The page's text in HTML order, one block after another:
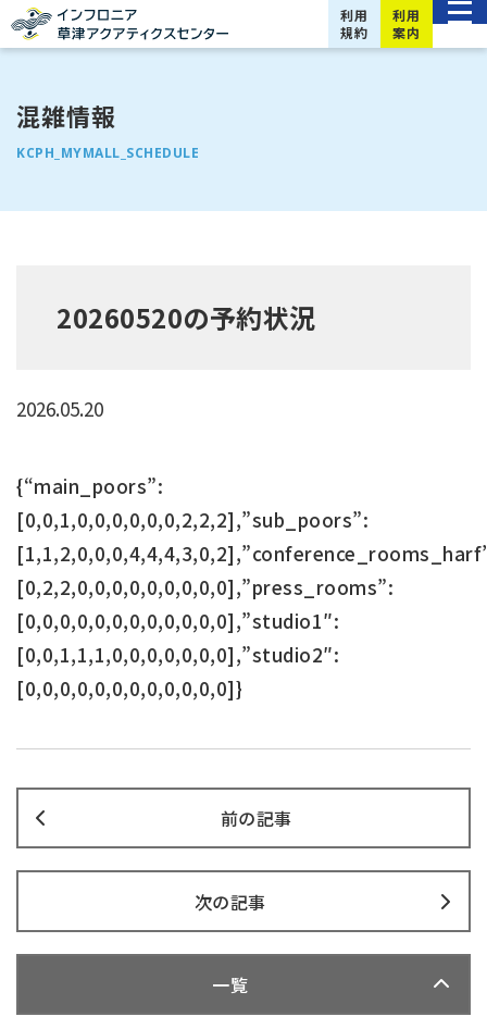
利用
規約
利用
案内
KCPH_MYMALL_SCHEDULE
混雑情報
20260520の予約状況
2026.05.20
{“main_poors”:
[0,0,1,0,0,0,0,0,0,2,2,2],”sub_poors”:
[0,2,2,0,0,0,0,0,0,0,0,0],”press_rooms”:
[0,0,0,0,0,0,0,0,0,0,0,0],”studio1″:
[0,0,1,1,1,0,0,0,0,0,0,0],”studio2″:
[0,0,0,0,0,0,0,0,0,0,0,0]}
前の記事
次の記事
一覧